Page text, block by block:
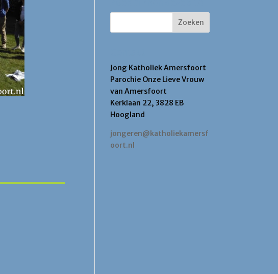
Jong Katholiek Amersfoort
Parochie Onze Lieve Vrouw
van Amersfoort
Kerklaan 22, 3828 EB
Hoogland
jongeren@katholiekamersf
oort.nl